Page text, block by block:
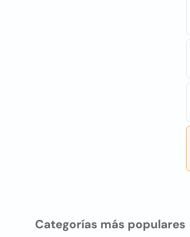
Categorías más populares